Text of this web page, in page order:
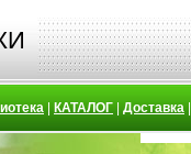
КАТАЛОГ Доставка